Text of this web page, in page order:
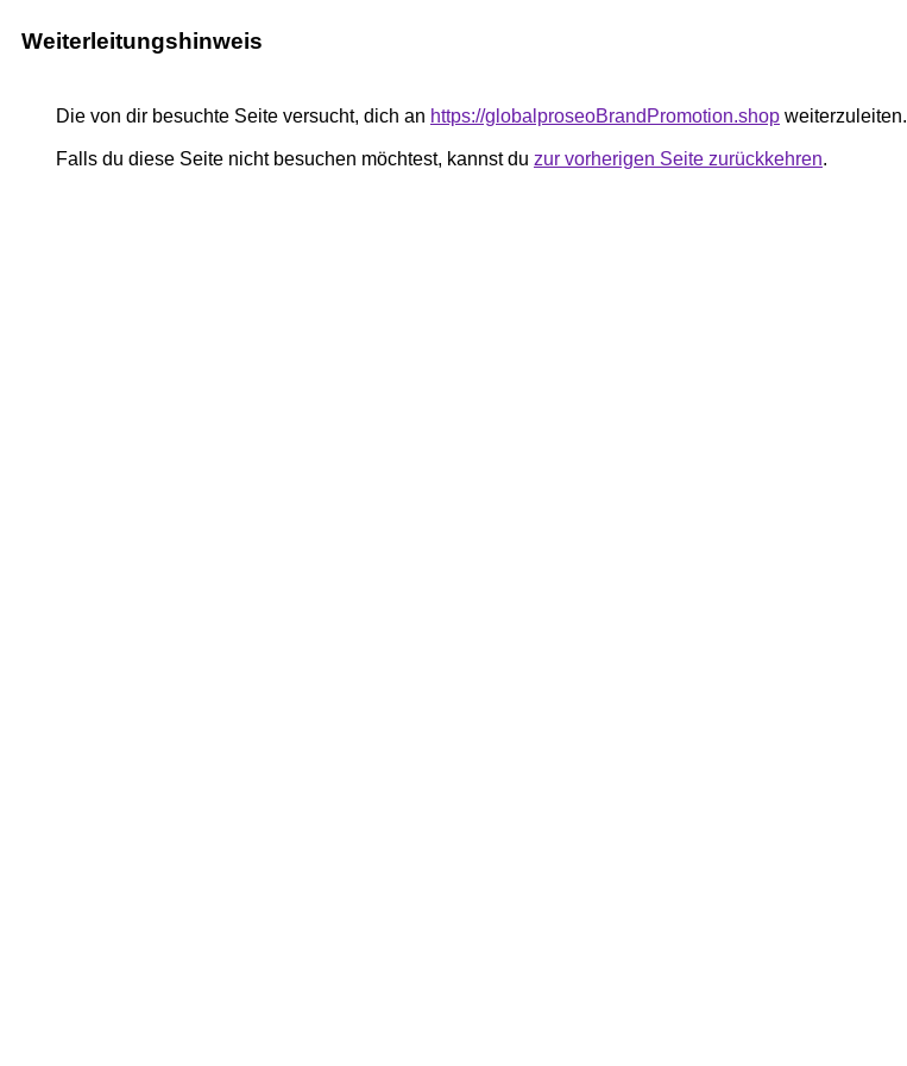
Weiterleitungshinweis
Die von dir besuchte Seite versucht, dich an https://globalproseoBrandPromotion.shop weiterzuleiten.
Falls du diese Seite nicht besuchen möchtest, kannst du zur vorherigen Seite zurückkehren.